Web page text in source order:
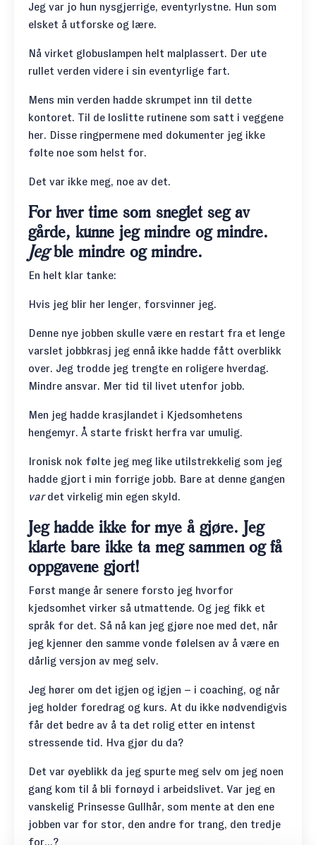
Jeg var jo hun nysgjerrige, eventyrlystne. Hun som
elsket å utforske og lære.
Nå virket globuslampen helt malplassert. Der ute
rullet verden videre i sin eventyrlige fart.
Mens min verden hadde skrumpet inn til dette
kontoret. Til de loslitte rutinene som satt i veggene
her. Disse ringpermene med dokumenter jeg ikke
følte noe som helst for.
Det var ikke meg, noe av det.
For hver time som sneglet seg av
gårde, kunne jeg mindre og mindre.
Jegble mindre og mindre.
En helt klar tanke:
Hvis jeg blir her lenger, forsvinner jeg.
Denne nye jobben skulle være en restart fra et lenge
varslet jobbkrasj jeg ennå ikke hadde fått overblikk
over. Jeg trodde jeg trengte en roligere hverdag.
Mindre ansvar. Mer tid til livet utenfor jobb.
Men jeg hadde krasjlandet i Kjedsomhetens
hengemyr. Å starte friskt herfra var umulig.
Ironisk nok følte jeg meg like utilstrekkelig som jeg
hadde gjort i min forrige jobb. Bare at denne gangen
vardet virkelig min egen skyld.
Jeg hadde ikke for mye å gjøre. Jeg
klarte bare ikke ta meg sammen og få
oppgavene gjort!
Først mange år senere forsto jeg hvorfor
kjedsomhet virker så utmattende. Og jeg fikk et
språk for det. Så nå kan jeg gjøre noe med det, når
jeg kjenner den samme vonde følelsen av å være en
dårlig versjon av meg selv.
Jeg hører om det igjen og igjen – i coaching, og når
jeg holder foredrag og kurs. At du ikke nødvendigvis
får det bedre av å ta det rolig etter en intenst
stressende tid. Hva gjør du da?
Det var øyeblikk da jeg spurte meg selv om jeg noen
gang kom til å bli fornøyd i arbeidslivet. Var jeg en
vanskelig Prinsesse Gullhår, som mente at den ene
jobben var for stor, den andre for trang, den tredje
for...?